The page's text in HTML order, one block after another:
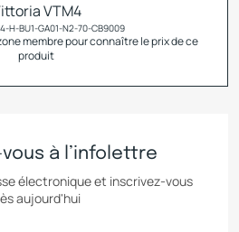
VTM4
H-BU1-GA01-N2-70-CB9009
membre pour connaître le prix de ce
produit
à l’infolettre
électronique et inscrivez-vous
aujourd'hui